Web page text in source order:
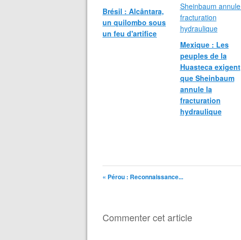
Brésil : Alcântara,
un quilombo sous
un feu d'artifice
Mexique : Les
peuples de la
Huasteca exigent
que Sheinbaum
annule la
fracturation
hydraulique
« Pérou : Reconnaissance...
Commenter cet article